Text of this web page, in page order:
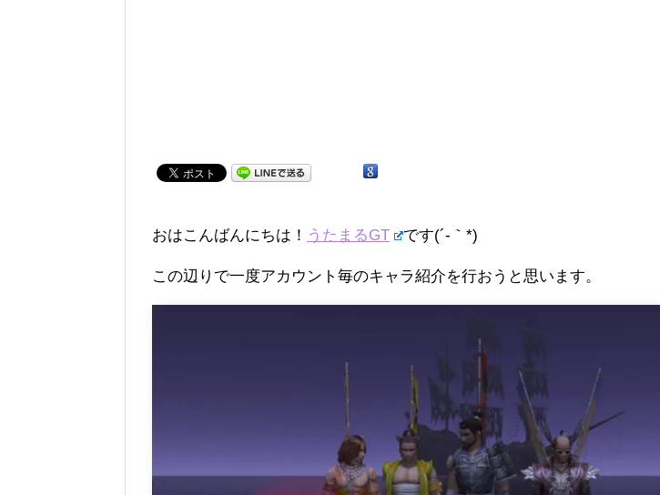
おはこんばんにちは！ うたまるGT です(´-｀*)
この辺りで一度アカウント毎のキャラ紹介を行おうと思います。